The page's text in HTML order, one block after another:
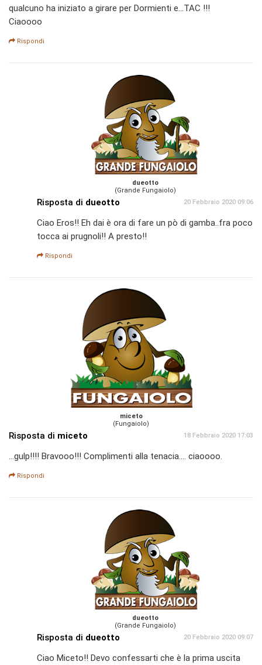
qualcuno ha iniziato a girare per Dormienti e...TAC !!!
Ciaoooo
Rispondi
dueotto
(Grande Fungaiolo)
Risposta di dueotto 20 Febbraio 2020 09:06
Ciao Eros!! Eh dai è ora di fare un pò di gamba..fra poco
tocca ai prugnoli!! A presto!!
Rispondi
miceto
(Fungaiolo)
Risposta di miceto 18 Febbraio 2020 17:03
...gulp!!!! Bravooo!!! Complimenti alla tenacia.... ciaoooo.
Rispondi
dueotto
(Grande Fungaiolo)
Risposta di dueotto 20 Febbraio 2020 09:07
Ciao Miceto!! Devo confessarti che è la prima uscita